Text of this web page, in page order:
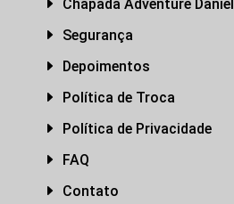
E Chapada Adventure Daniel
E Segurança
E Depoimentos
E Política de Troca
E Política de Privacidade
E FAQ
E Contato